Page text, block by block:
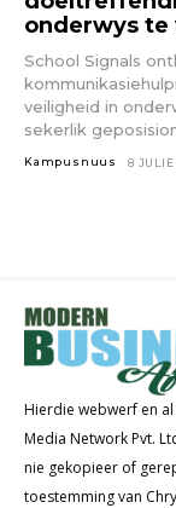
onderwys te
School Signals
veiligheid in
sekerlik
Kampusnuus 8
Hierdie webwerf en
Media Network Pvt.
nie gekopieer of
toestemming van